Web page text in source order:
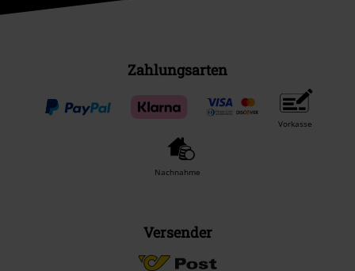
Zahlungsarten
Vorkasse
Nachnahme
Versender